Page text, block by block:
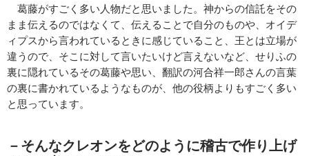
葛藤がすごく多い人物だと思いました。神からの信託をその
まま伝えるのではなくて、伝えることで自分のものや、オイデ
ィプスから言われているときに感じていること、王とは立場が
違うので、そこに対して言いたいけど言えないなど、せりふの
裏に隠れているその葛藤や思い、翻訳の河合祥一郎さんの言葉
の裏に書かれているようなものが、他の役柄よりもすごく多い
と思っています。
－そんなクレオンをどのように稽古で作り上げ